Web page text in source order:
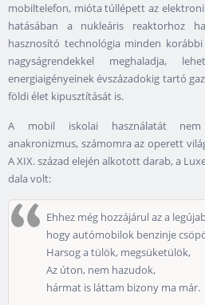
mobiltelefon, mióta túllépett az
hatásában a nukleáris reaktorhoz
hasznosító technológia minden
nagyságrendekkel meghaladja,
energiaigényeinek évszázadokig tartó
földi élet kipusztítását is.
A mobil iskolai használatát nem
anakronizmus, számomra az operett
A XIX. század elején alkotott darab, a
dala volt:
Ehhez még hozzájárul az a
hogy autómobilok benzinje
Harsog a tülök, megsüketülök,
Az úton, nem hazudok,
hármat is láttam bizony ma már.